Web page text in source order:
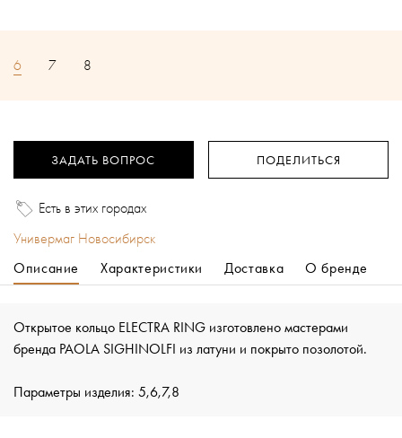
6 7 8
ЗАДАТЬ ВОПРОС ПОДЕЛИТЬСЯ
Есть в этих городах
Универмаг Новосибирск
Описание
Характеристики Доставка О бренде
Открытое кольцо ELECTRA RING изготовлено мастерами
бренда PAOLA SIGHINOLFI из латуни и покрыто позолотой.
Параметры изделия: 5,6,7,8